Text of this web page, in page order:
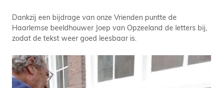
Dankzij een bijdrage van onze Vrienden puntte de
Haarlemse beeldhouwer Joep van Opzeeland de letters bij,
zodat de tekst weer goed leesbaar is.